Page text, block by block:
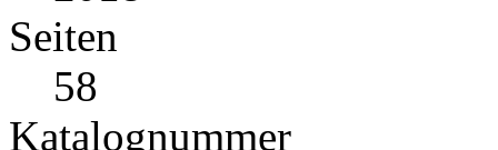
Seiten
58
Katalognummer